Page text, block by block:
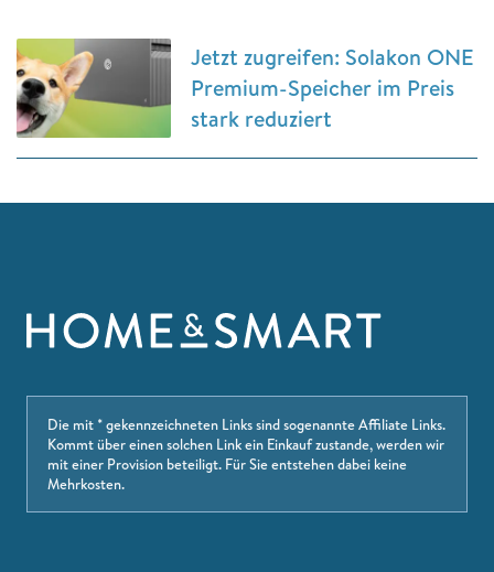
Jetzt zugreifen: Solakon ONE
Premium-Speicher im Preis
stark reduziert
Die mit * gekennzeichneten Links sind sogenannte Affiliate Links.
Kommt über einen solchen Link ein Einkauf zustande, werden wir
mit einer Provision beteiligt. Für Sie entstehen dabei keine
Mehrkosten.